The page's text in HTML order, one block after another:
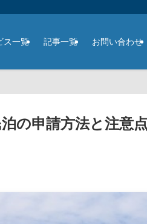
ス一覧 記事一覧 お問い合わせ
泊の申請方法と注意